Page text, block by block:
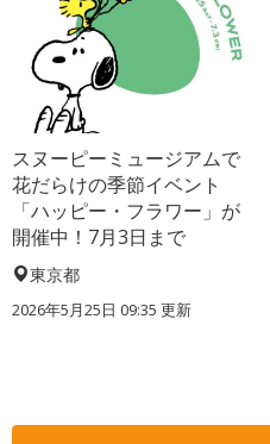
スヌーピーミュージアムで
花だらけの季節イベント
「ハッピー・フラワー」が
開催中！7月3日まで
東京都
2026年5月25日 09:35 更新